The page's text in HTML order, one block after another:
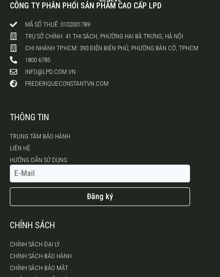
CÔNG TY PHÂN PHỐI SẢN PHẨM CAO CẤP LPD
MÃ SỐ THUẾ: 0102001789
TRỤ SỞ CHÍNH: 41 THI SÁCH, PHƯỜNG HAI BÀ TRƯNG, HÀ NỘI
CHI NHÁNH TP.HCM: 393 ĐIỆN BIÊN PHỦ, PHƯỜNG BÀN CỜ, TPHCM
1800 6785
INFO@LPD.COM.VN
FREDERIQUECONSTANTVN.COM
THÔNG TIN
TRUNG TÂM BẢO HÀNH
LIÊN HỆ
HƯỚNG DẪN SỬ DỤNG
Đăng ký
CHÍNH SÁCH
CHÍNH SÁCH ĐẠI LÝ
CHÍNH SÁCH BẢO HÀNH
CHÍNH SÁCH BẢO MẬT